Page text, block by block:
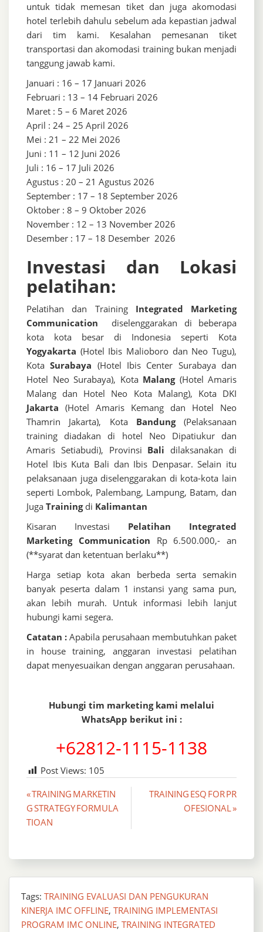
untuk tidak memesan tiket dan juga akomodasi
hotel terlebih dahulu sebelum ada kepastian jadwal
dari tim kami. Kesalahan pemesanan tiket
transportasi dan akomodasi training bukan menjadi
tanggung jawab kami.
Januari : 16 – 17 Januari 2026
Februari : 13 – 14 Februari 2026
Maret : 5 – 6 Maret 2026
April : 24 – 25 April 2026
Mei : 21 – 22 Mei 2026
Juni : 11 – 12 Juni 2026
Juli : 16 – 17 Juli 2026
Agustus : 20 – 21 Agustus 2026
September : 17 – 18 September 2026
Oktober : 8 – 9 Oktober 2026
November : 12 – 13 November 2026
Desember : 17 – 18 Desember 2026
Investasi dan Lokasi
pelatihan:
Pelatihan dan Training Integrated Marketing
Communication
diselenggarakan di beberapa
kota kota besar di Indonesia seperti Kota
Yogyakarta (Hotel Ibis Malioboro dan Neo Tugu),
KotaSurabaya (Hotel Ibis Center Surabaya dan
Hotel Neo Surabaya), Kota Malang(Hotel Amaris
Malang dan Hotel Neo Kota Malang), Kota DKI
Jakarta (Hotel Amaris Kemang dan Hotel Neo
Thamrin Jakarta), Kota Bandung(Pelaksanaan
training diadakan di hotel Neo Dipatiukur dan
Amaris Setiabudi), Provinsi Bali dilaksanakan di
Hotel Ibis Kuta Bali dan Ibis Denpasar. Selain itu
pelaksanaan juga diselenggarakan di kota-kota lain
seperti Lombok, Palembang, Lampung, Batam, dan
Juga Trainingdi Kalimantan
Kisaran Investasi Pelatihan Integrated
Marketing Communication Rp 6.500.000,- an
(**syarat dan ketentuan berlaku**)
Harga setiap kota akan berbeda serta semakin
banyak peserta dalam 1 instansi yang sama pun,
akan lebih murah. Untuk informasi lebih lanjut
hubungi kami segera.
Catatan : Apabila perusahaan membutuhkan paket
in house training, anggaran investasi pelatihan
dapat menyesuaikan dengan anggaran perusahaan.
Hubungi tim marketing kami melalui
WhatsApp berikut ini :
+62812-1115-1138
Post Views: 105
Post
navigation
« TRAINING MARKETIN
G STRATEGY FORMULA
TIOAN
TRAINING ESQ FOR PR
OFESIONAL »
Tags: TRAINING EVALUASI DAN PENGUKURAN
KINERJA IMC OFFLINE, TRAINING IMPLEMENTASI
PROGRAM IMC ONLINE, TRAINING INTEGRATED